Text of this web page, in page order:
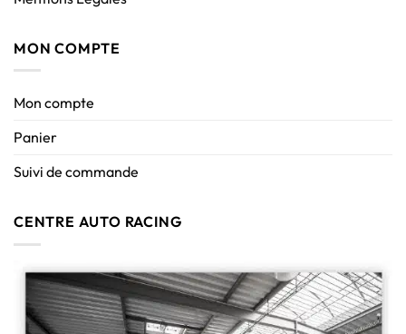
MON COMPTE
Mon compte
Panier
Suivi de commande
CENTRE AUTO RACING